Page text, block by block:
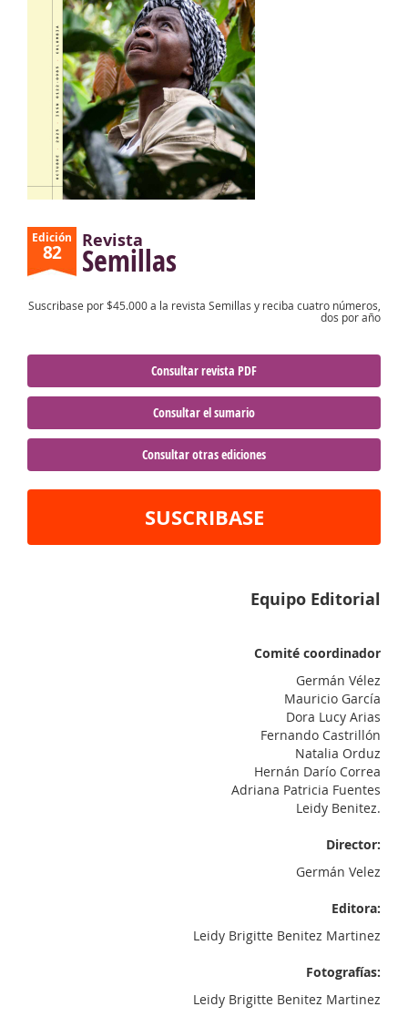
Edición
82
Revista
Semillas
Suscribase por $45.000 a la revista Semillas y reciba cuatro números,
dos por año
Consultar revista PDF
Consultar el sumario
Consultar otras ediciones
SUSCRIBASE
Equipo Editorial
Comité coordinador
Germán Vélez
Mauricio García
Dora Lucy Arias
Fernando Castrillón
Natalia Orduz
Hernán Darío Correa
Adriana Patricia Fuentes
Leidy Benitez.
Director:
Germán Velez
Editora:
Leidy Brigitte Benitez Martinez
Fotografías:
Leidy Brigitte Benitez Martinez